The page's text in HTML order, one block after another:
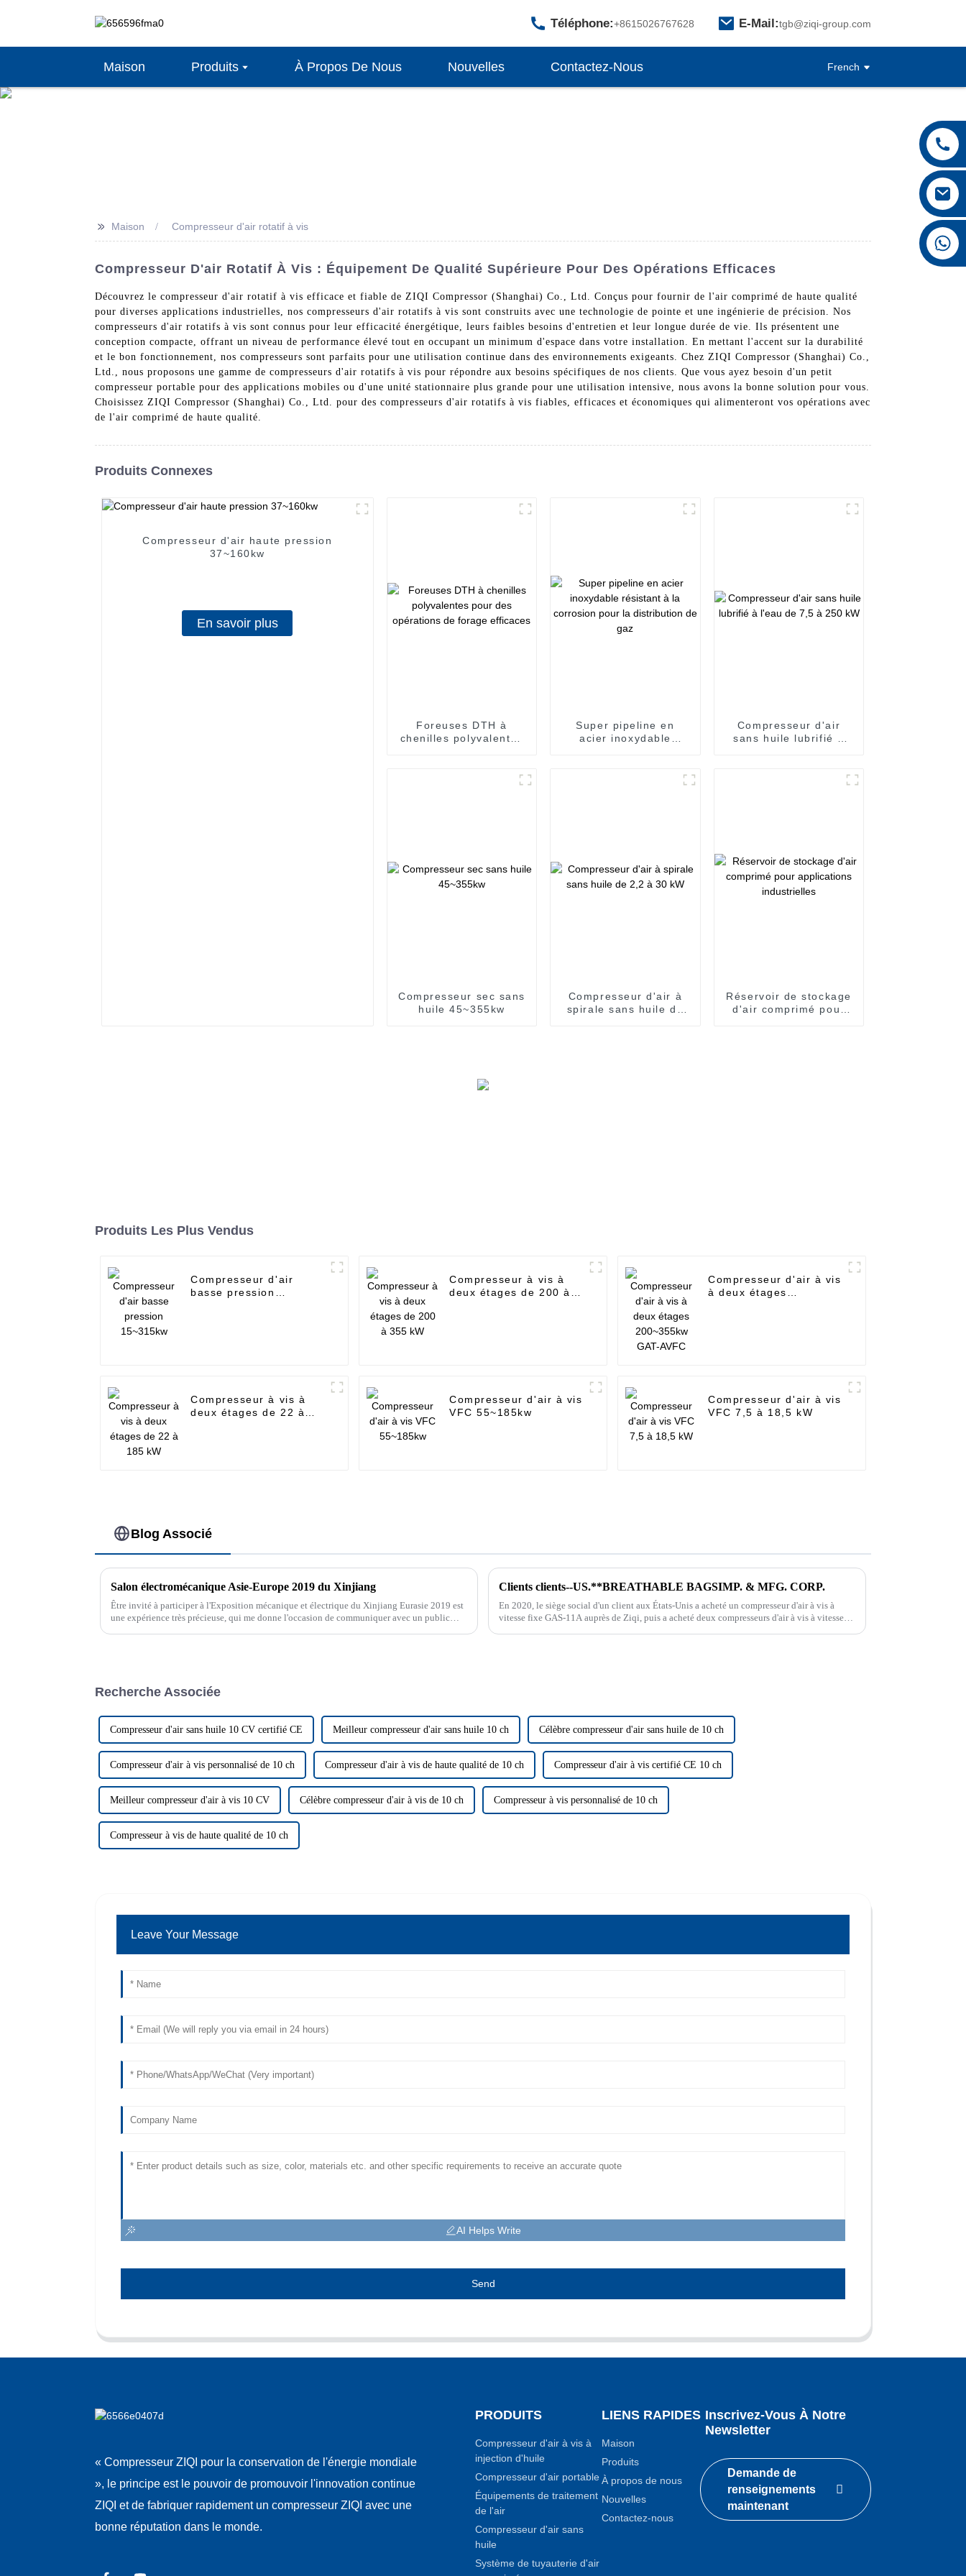
Téléphone:+8615026767628 E-Mail:tgb@ziqi-group.com
Maison Produits À Propos De Nous Nouvelles Contactez-Nous French
>> Maison Compresseur d'air rotatif à vis
Compresseur D'air Rotatif À Vis : Équipement De Qualité Supérieure Pour Des Opérations Efficaces
Découvrez le compresseur d'air rotatif à vis efficace et fiable de ZIQI Compressor (Shanghai) Co., Ltd. Conçus pour fournir de l'air comprimé de haute qualité
pour diverses applications industrielles, nos compresseurs d'air rotatifs à vis sont construits avec une technologie de pointe et une ingénierie de précision. Nos
compresseurs d'air rotatifs à vis sont connus pour leur efficacité énergétique, leurs faibles besoins d'entretien et leur longue durée de vie. Ils présentent une
conception compacte, offrant un niveau de performance élevé tout en occupant un minimum d'espace dans votre installation. En mettant l'accent sur la durabilité
et le bon fonctionnement, nos compresseurs sont parfaits pour une utilisation continue dans des environnements exigeants. Chez ZIQI Compressor (Shanghai) Co.,
Ltd., nous proposons une gamme de compresseurs d'air rotatifs à vis pour répondre aux besoins spécifiques de nos clients. Que vous ayez besoin d'un petit
compresseur portable pour des applications mobiles ou d'une unité stationnaire plus grande pour une utilisation intensive, nous avons la bonne solution pour vous.
Choisissez ZIQI Compressor (Shanghai) Co., Ltd. pour des compresseurs d'air rotatifs à vis fiables, efficaces et économiques qui alimenteront vos opérations avec
de l'air comprimé de haute qualité.
Produits Connexes
Compresseur d'air haute pression
37~160kw
En savoir plus
Foreuses DTH à
chenilles polyvalentes
Super pipeline en
acier inoxydable
Compresseur d'air
sans huile lubrifié à
Compresseur sec sans
huile 45~355kw
Compresseur d'air à
spirale sans huile de
Réservoir de stockage
d'air comprimé pour
Produits Les Plus Vendus
Compresseur d'air
basse pression
Compresseur à vis à
deux étages de 200 à
Compresseur d'air à vis
à deux étages
Compresseur à vis à
deux étages de 22 à
Compresseur d'air à vis
VFC 55~185kw
Compresseur d'air à vis
VFC 7,5 à 18,5 kW
Blog Associé
Salon électromécanique Asie-Europe 2019 du Xinjiang
Être invité à participer à l'Exposition mécanique et électrique du Xinjiang Eurasie 2019 est
une expérience très précieuse, qui me donne l'occasion de communiquer avec un public
Clients clients--US.**BREATHABLE BAGSIMP. & MFG. CORP.
En 2020, le siège social d'un client aux États-Unis a acheté un compresseur d'air à vis à
vitesse fixe GAS-11A auprès de Ziqi, puis a acheté deux compresseurs d'air à vis à vitesse
Recherche Associée
Compresseur d'air sans huile 10 CV certifié CE Meilleur compresseur d'air sans huile 10 ch Célèbre compresseur d'air sans huile de 10 ch
Compresseur d'air à vis personnalisé de 10 ch Compresseur d'air à vis de haute qualité de 10 ch Compresseur d'air à vis certifié CE 10 ch
Meilleur compresseur d'air à vis 10 CV Célèbre compresseur d'air à vis de 10 ch Compresseur à vis personnalisé de 10 ch
Compresseur à vis de haute qualité de 10 ch
Leave Your Message
AI Helps Write
Send
« Compresseur ZIQI pour la conservation de l'énergie mondiale
», le principe est le pouvoir de promouvoir l'innovation continue
ZIQI et de fabriquer rapidement un compresseur ZIQI avec une
bonne réputation dans le monde.
PRODUITS
Compresseur d'air à vis à
injection d'huile
Compresseur d'air portable
Équipements de traitement
de l'air
Compresseur d'air sans
huile
Système de tuyauterie d'air
LIENS RAPIDES
Maison
Produits
À propos de nous
Nouvelles
Contactez-nous
Inscrivez-Vous À Notre
Newsletter
Demande de
renseignements
maintenant